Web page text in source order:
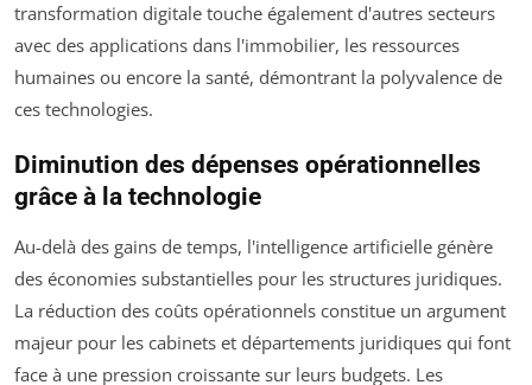
transformation digitale touche également d'autres secteurs
avec des applications dans l'immobilier, les ressources
humaines ou encore la santé, démontrant la polyvalence de
ces technologies.
Diminution des dépenses opérationnelles
grâce à la technologie
Au-delà des gains de temps, l'intelligence artificielle génère
des économies substantielles pour les structures juridiques.
La réduction des coûts opérationnels constitue un argument
majeur pour les cabinets et départements juridiques qui font
face à une pression croissante sur leurs budgets. Les